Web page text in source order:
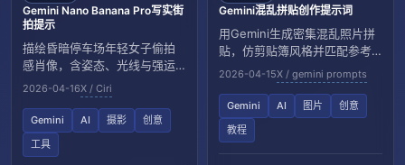
Gemini Nano Banana Pro写实街
拍提示
描绘昏暗停车场年轻女子偷拍
感肖像，含姿态、光线与强运
动模糊细节。
2026-04-16X / Ciri
Gemini AI 摄影
创意
工具
Gemini混乱拼贴创作提示词
用Gemini生成密集混乱照片拼
贴，仿剪贴簿风格并匹配参考
人物。整体怀旧温暖、过曝高
2026-04-15X / gemini prompts
Gemini AI 图片
创意
教程